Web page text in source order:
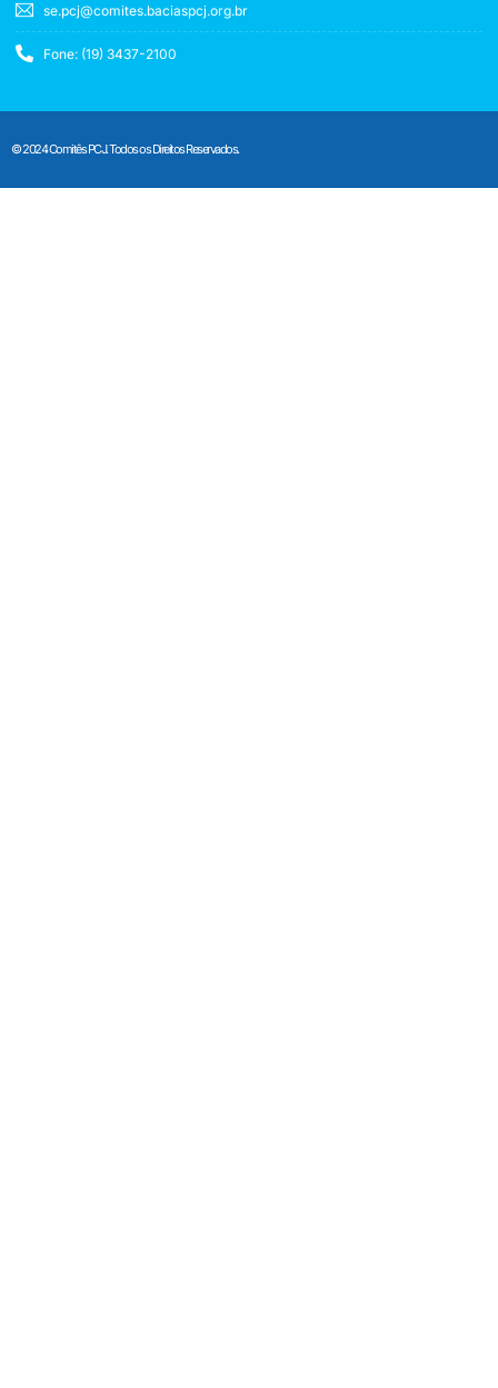
se.pcj@comites.baciaspcj.org.br
Fone: (19) 3437-2100
© 2024 Comitês PCJ. Todos os Direitos Reservados.